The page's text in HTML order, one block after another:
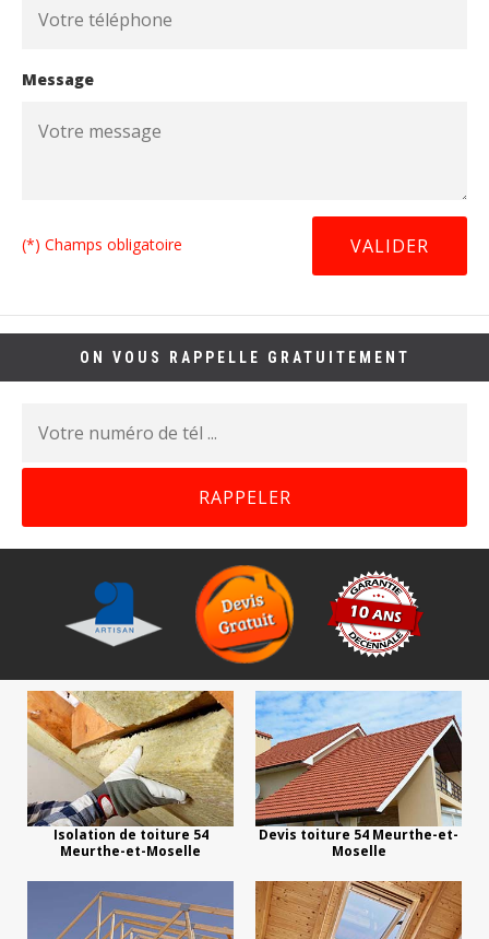
Message
(*) Champs obligatoire
ON VOUS RAPPELLE GRATUITEMENT
Isolation de toiture 54
Meurthe-et-Moselle
Devis toiture 54 Meurthe-et-
Moselle